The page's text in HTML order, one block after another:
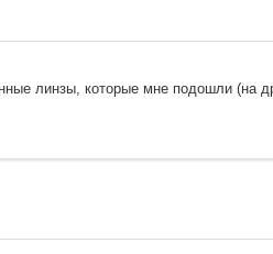
линзы, которые мне подошли (на